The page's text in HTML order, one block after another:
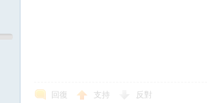
回復 支持 反對